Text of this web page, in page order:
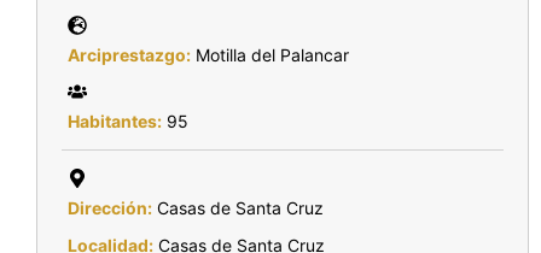
Arciprestazgo: Motilla del Palancar
Habitantes: 95
Dirección: Casas de Santa Cruz
Localidad: Casas de Santa Cruz